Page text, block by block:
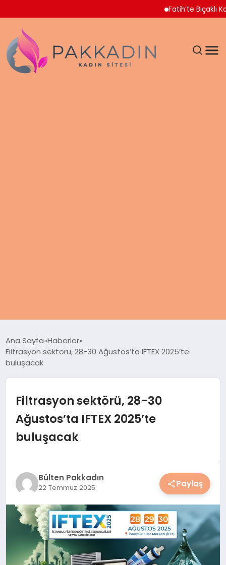
Fatih’te Bıçaklı
KADIN
SPOR & FITNESS
YEMEK
KIMDIR?
HESAPLAMALAR
Ana Sayfa Haberler
Filtrasyon sektörü, 28-30 Ağustos’ta IFTEX 2025’te
buluşacak
Filtrasyon sektörü, 28-30
Ağustos’ta IFTEX 2025’te
buluşacak
Bülten Pakkadın
22 Temmuz 2025 Paylaş